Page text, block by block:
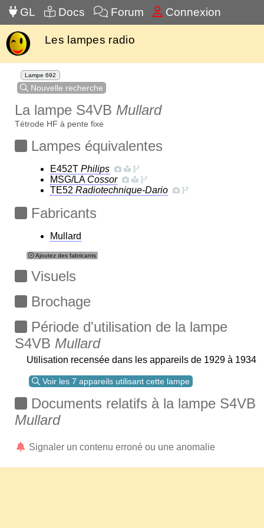
GL Docs Forum Connexion
Les lampes radio
Lampe 692
Nouvelle recherche
La lampe S4VB Mullard
Tétrode HF à pente fixe
Lampes équivalentes
E452T Philips
MSG/LA Cossor
TE52 Radiotechnique-Dario
Fabricants
Mullard
Ajoutez des fabricants
Visuels
Brochage
Période d'utilisation de la lampe
S4VB Mullard
Utilisation recensée dans les appareils de 1929 à 1934
Voir les 7 appareils utilisant cette lampe
Documents relatifs à la lampe S4VB
Mullard
Signaler un contenu erroné ou une anomalie